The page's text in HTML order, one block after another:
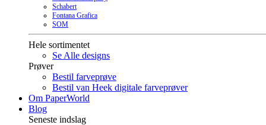
Schabert
Fontana Grafica
SOM
Hele sortimentet
Se Alle designs
Prøver
Bestil farveprøve
Bestil van Heek digitale farveprøver
Om PaperWorld
Blog
Seneste indslag